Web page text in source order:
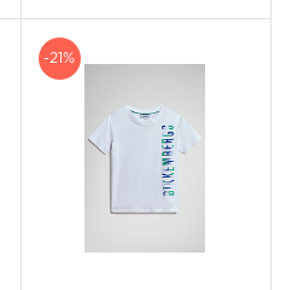
-21%